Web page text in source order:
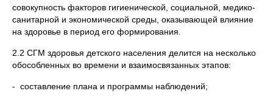
совокупность факторов гигиенической, социальной, медико-
санитарной и экономической среды, оказывающей влияние
на здоровье в период его формирования.
2.2 СГМ здоровья детского населения делится на несколько
обособленных во времени и взаимосвязанных этапов:
- составление плана и программы наблюдений;